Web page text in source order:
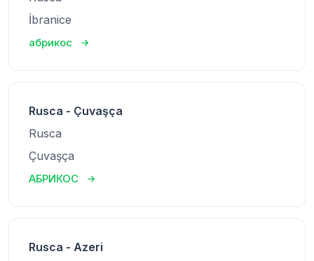
İbranice
абрикос
Rusca - Çuvaşça
Rusca
Çuvaşça
АБРИКОС
Rusca - Azeri